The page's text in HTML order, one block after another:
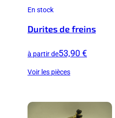
En stock
Durites de freins
à partir de53,90 €
Voir les pièces